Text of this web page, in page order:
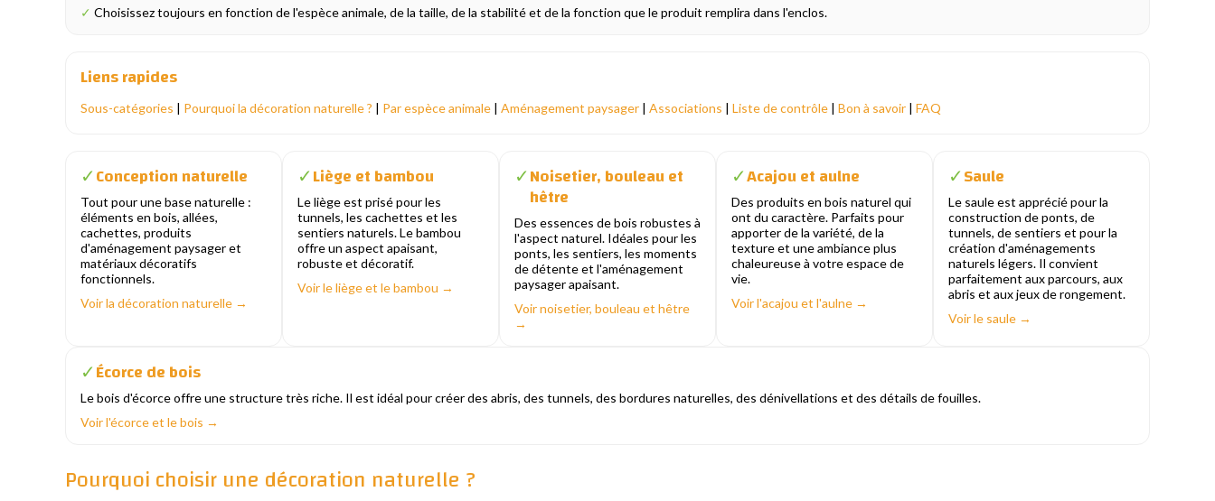
✓ Choisissez toujours en fonction de l'espèce animale, de la taille, de la stabilité et de la fonction que le produit remplira dans l'enclos.
Liens rapides
Sous-catégories | Pourquoi la décoration naturelle ? | Par espèce animale | Aménagement paysager | Associations | Liste de contrôle | Bon à savoir | FAQ
✓Conception naturelle
Tout pour une base naturelle :
éléments en bois, allées,
cachettes, produits
d'aménagement paysager et
matériaux décoratifs
fonctionnels.
Voir la décoration naturelle →
✓Liège et bambou
Le liège est prisé pour les
tunnels, les cachettes et les
sentiers naturels. Le bambou
offre un aspect apaisant,
robuste et décoratif.
Voir le liège et le bambou →
✓Noisetier, bouleau et
hêtre
Des essences de bois robustes à
l'aspect naturel. Idéales pour les
ponts, les sentiers, les moments
de détente et l'aménagement
paysager apaisant.
Voir noisetier, bouleau et hêtre
→
✓Acajou et aulne
Des produits en bois naturel qui
ont du caractère. Parfaits pour
apporter de la variété, de la
texture et une ambiance plus
chaleureuse à votre espace de
vie.
Voir l'acajou et l'aulne →
✓Saule
Le saule est apprécié pour la
construction de ponts, de
tunnels, de sentiers et pour la
création d'aménagements
naturels légers. Il convient
parfaitement aux parcours, aux
abris et aux jeux de rongement.
Voir le saule →
✓Écorce de bois
Le bois d'écorce offre une structure très riche. Il est idéal pour créer des abris, des tunnels, des bordures naturelles, des dénivellations et des détails de fouilles.
Voir l'écorce et le bois →
Pourquoi choisir une décoration naturelle ?